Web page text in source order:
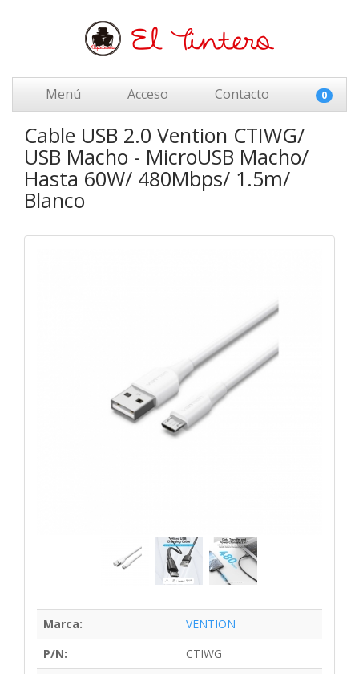
Menú Acceso Contacto 0
Cable USB 2.0 Vention CTIWG/
USB Macho - MicroUSB Macho/
Hasta 60W/ 480Mbps/ 1.5m/
Blanco
Marca:
VENTION
P/N:
CTIWG